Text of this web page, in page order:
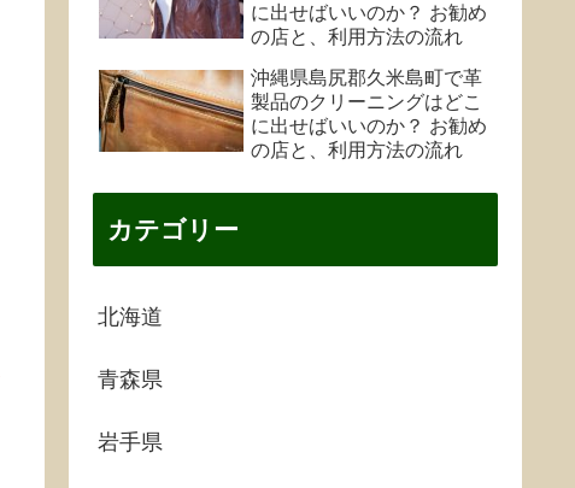
に出せばいいのか？ お勧め
の店と、利用方法の流れ
沖縄県島尻郡久米島町で革
製品のクリーニングはどこ
に出せばいいのか？ お勧め
の店と、利用方法の流れ
カテゴリー
北海道
青森県
岩手県